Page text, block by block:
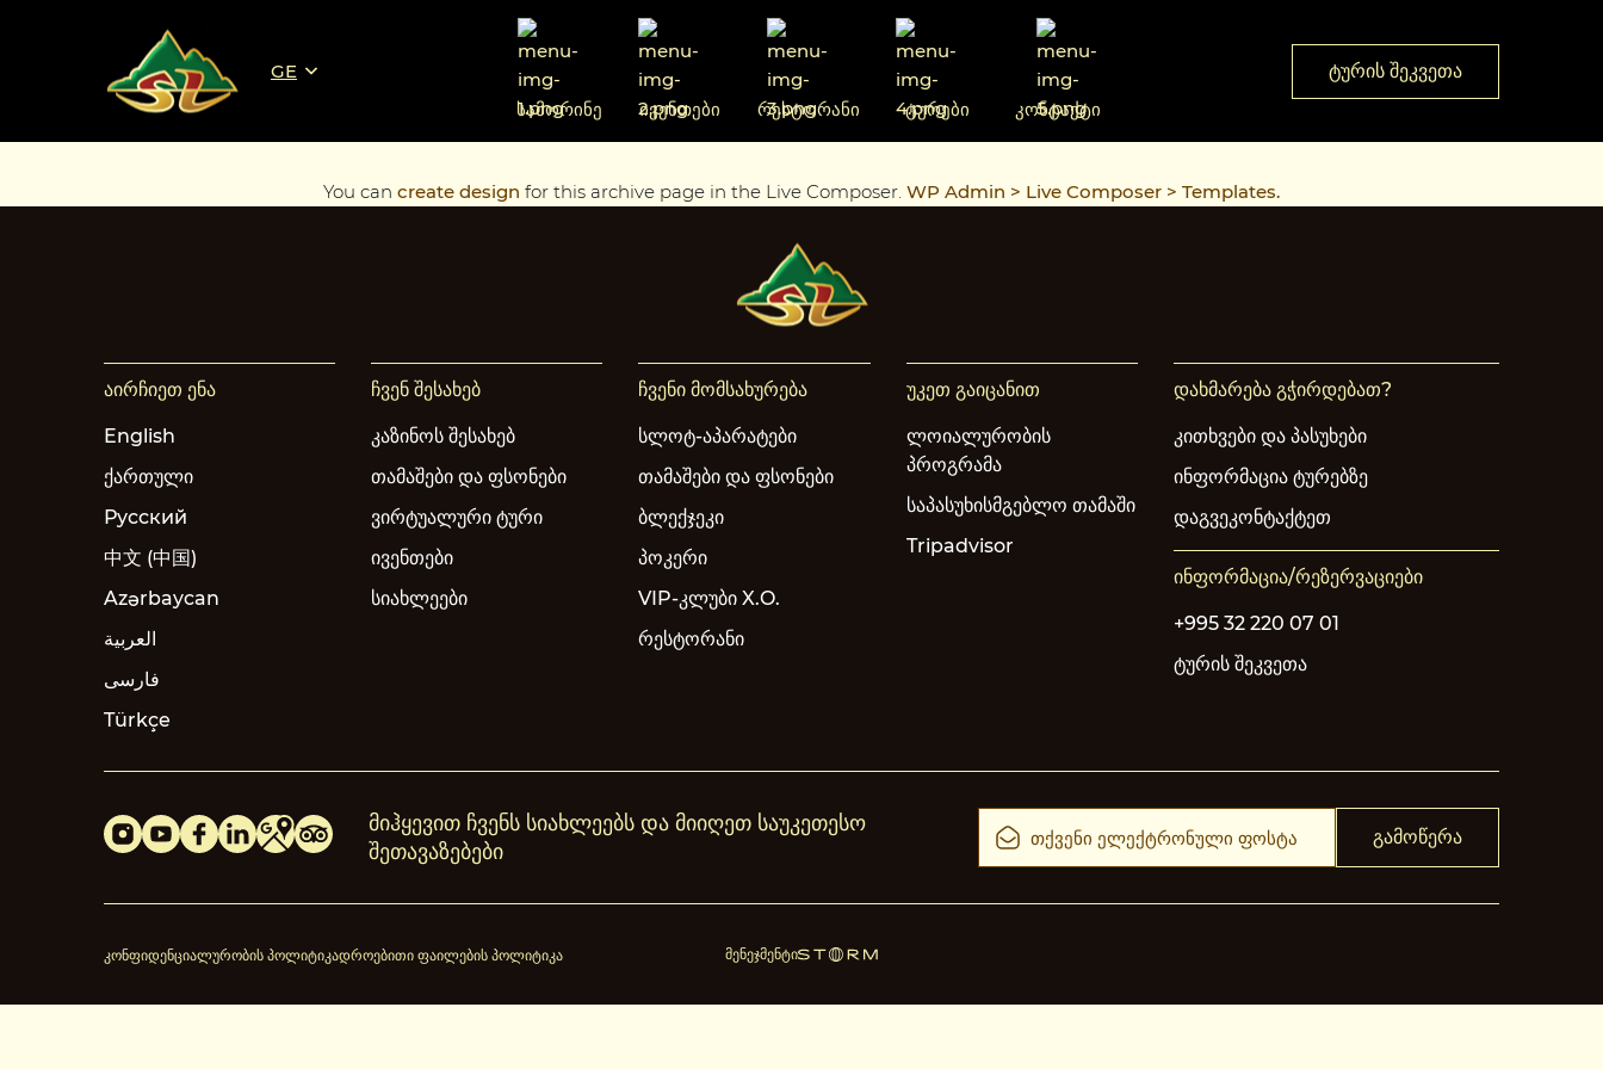
GE
ᲡᲐᲛᲝᲠᲘᲜᲔ
ᲘᲕᲔᲜᲗᲔᲑᲘ ᲠᲔᲡᲢᲝᲠᲐᲜᲘ ᲢᲣᲠᲔᲑᲘ ᲙᲝᲜᲢᲐᲥᲢᲘ
ᲢᲣᲠᲘᲡ ᲨᲔᲙᲕᲔᲗᲐ
You can create design for this archive page in the Live Composer. WP Admin > Live Composer > Templates.
აირჩიეთ ენა
English
ქართული
Русский
中文 (中国)
Azərbaycan
العربية
فارسی
Türkçe
ჩვენ შესახებ
კაზინოს შესახებ
თამაშები და ფსონები
ვირტუალური ტური
ივენთები
სიახლეები
ჩვენი მომსახურება
სლოტ-აპარატები
თამაშები და ფსონები
ბლექჯეკი
პოკერი
VIP-კლუბი X.O.
რესტორანი
უკეთ გაიცანით
ლოიალურობის
პროგრამა
საპასუხისმგებლო თამაში
Tripadvisor
დახმარება გჭირდებათ?
კითხვები და პასუხები
ინფორმაცია ტურებზე
დაგვეკონტაქტეთ
ინფორმაცია/რეზერვაციები
+995 32 220 07 01
ტურის შეკვეთა
მიჰყევით ჩვენს სიახლეებს და მიიღეთ საუკეთესო
შეთავაზებები
კონფიდენციალურობის პოლიტიკადროებითი ფაილების პოლიტიკა მენეჯმენტი